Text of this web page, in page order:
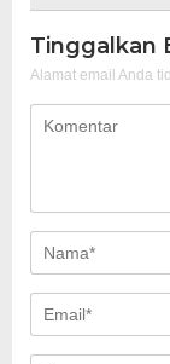
Tinggalkan
Alamat email Anda